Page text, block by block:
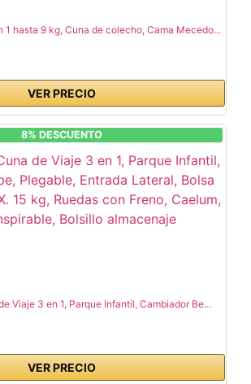
1 hasta 9 kg, Cuna de colecho, Cama Mecedo...
VER PRECIO
8% DESCUENTO
Viaje 3 en 1, Parque Infantil, Cambiador Be...
VER PRECIO